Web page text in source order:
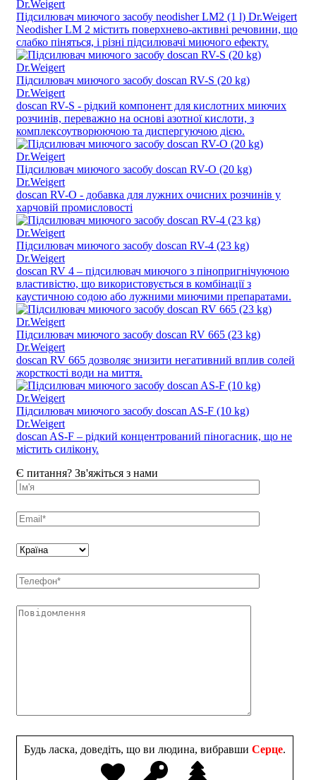
Підсилювач миючого засобу neodisher LM2 (1 l) Dr.Weigert
Neodisher LM 2 містить поверхнево-активні речовини, що
слабко піняться, і різні підсилювачі миючого ефекту.
Підсилювач миючого засобу doscan RV-S (20 kg)
Dr.Weigert
doscan RV-S - рідкий компонент для кислотних миючих
розчинів, переважно на основі азотної кислоти, з
комплексоутворюючою та диспергуючою дією.
Підсилювач миючого засобу doscan RV-O (20 kg)
Dr.Weigert
doscan RV-O - добавка для лужних очисних розчинів у
харчовій промисловості
Підсилювач миючого засобу doscan RV-4 (23 kg)
Dr.Weigert
doscan RV 4 – підсилювач миючого з пінопригнічуючою
властивістю, що використовується в комбінації з
каустичною содою або лужними миючими препаратами.
Підсилювач миючого засобу doscan RV 665 (23 kg)
Dr.Weigert
doscan RV 665 дозволяє знизити негативний вплив солей
жорсткості води на миття.
Підсилювач миючого засобу doscan AS-F (10 kg)
Dr.Weigert
doscan AS-F – рідкий концентрований піногасник, що не
містить силікону.
Є питання? Зв'яжіться з нами
Будь ласка, доведіть, що ви людина, вибравши Серце.